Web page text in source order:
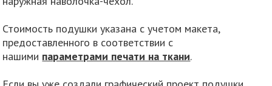
Стоимость подушки указана с учетом макета,
предоставленного в соответствии с
нашими параметрами печати на ткани.